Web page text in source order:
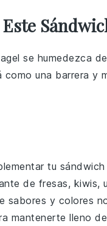
se humedezca
como una barrera y
tu
de fresas, kiwis,
sabores y colores
mantenerte lleno